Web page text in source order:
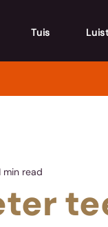
Tuis
min read